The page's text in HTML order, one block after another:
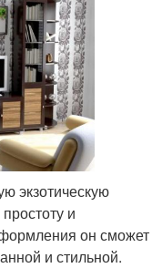
экзотическую
и
он сможет
и стильной.